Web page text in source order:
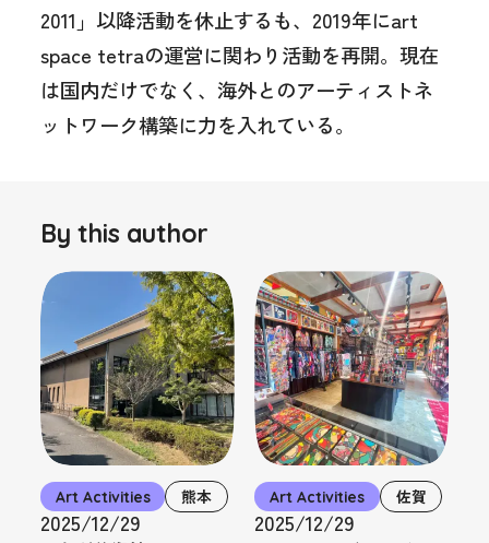
2011」以降活動を休止するも、2019年にart
space tetraの運営に関わり活動を再開。現在
は国内だけでなく、海外とのアーティストネ
ットワーク構築に力を入れている。
By this author
Art Activities 熊本
2025/12/29
Art Activities 佐賀
2025/12/29